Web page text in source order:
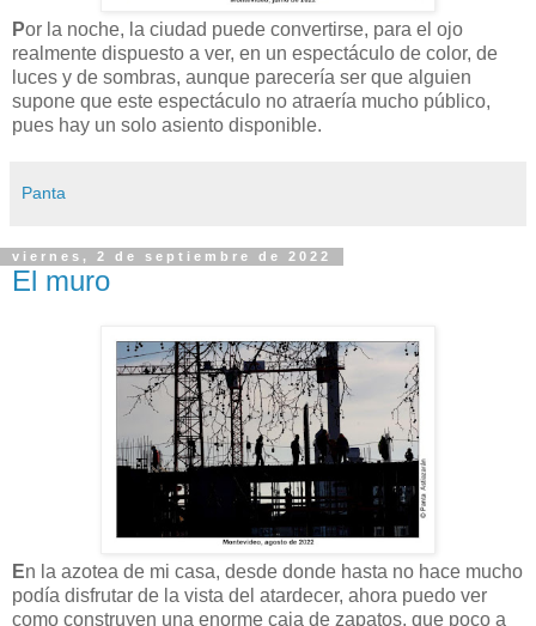
Por la noche, la ciudad puede convertirse, para el ojo
realmente dispuesto a ver, en un espectáculo de color, de
luces y de sombras, aunque parecería ser que alguien
supone que este espectáculo no atraería mucho público,
pues hay un solo asiento disponible.
Panta
viernes, 2 de septiembre de 2022
El muro
En la azotea de mi casa, desde donde hasta no hace mucho
podía disfrutar de la vista del atardecer, ahora puedo ver
como construyen una enorme caja de zapatos, que poco a